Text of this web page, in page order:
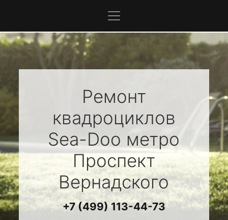
Ремонт
квадроциклов
Sea-Doo метро
Проспект
Вернадского
+7 (499) 113-44-73